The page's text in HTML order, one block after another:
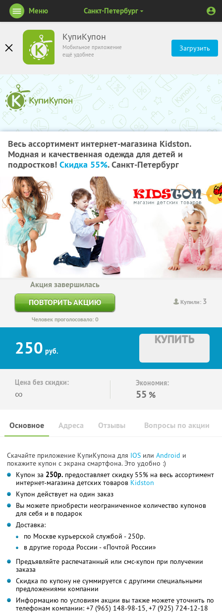
КупиКупон
Мобильное приложение
ещё удобнее
Загрузить
Меню Санкт-Петербург
Весь ассортимент интернет-магазина Kidston.
Модная и качественная одежда для детей и
подростков! Скидка 55%. Санкт-Петербург
Купили: 3
Акция завершилась
ПОВТОРИТЬ АКЦИЮ
Человек проголосовало: 0
250 руб.
КУПИТЬ
Цена без скидки:
∞
Экономия:
55 %
Основное Отзывы Вопросы по акции
Адреса
Скачайте приложение КупиКупона для IOS или Android и
покажите купон с экрана смартфона. Это удобно :)
Купон за 250р. предоставляет скидку 55% на весь ассортимент
интернет-магазина детских товаров Kidston
Купон действует на один заказ
Вы можете приобрести неограниченное количество купонов
для себя и в подарок
Доставка:
по Москве курьерской службой - 250р.
в другие города России - «Почтой России»
Предъявляйте распечатанный или смс-купон при получении
заказа
Скидка по купону не суммируется с другими специальными
предложениями компании
Информацию по условиям акции вы также можете уточнить по
телефонам компании: +7 (965) 148-98-15, +7 (925) 724-12-18